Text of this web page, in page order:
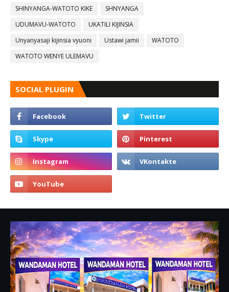
SHINYANGA-WATOTO KIKE
SHNYANGA
UDUMAVU-WATOTO
UKATILI KIJINSIA
Unyanyasaji kijinsia vyuoni
Ustawi jamii
WATOTO
WATOTO WENYE ULEMAVU
SOCIAL PLUGIN